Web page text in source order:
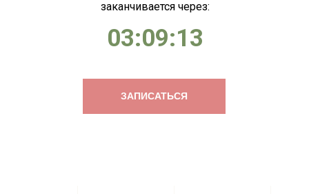
03:09:13
ЗАПИСАТЬСЯ
заканчивается через: